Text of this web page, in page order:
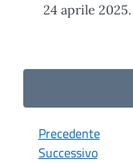
24 aprile 2025.
Precedente
Successivo